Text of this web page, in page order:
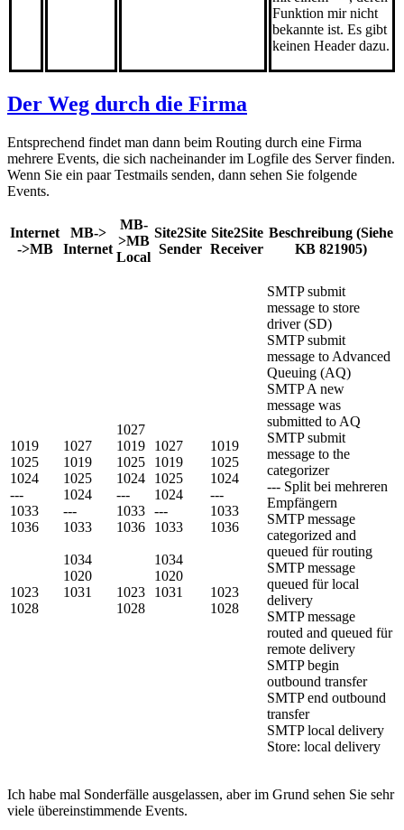
Funktion mir nicht
bekannte ist. Es gibt
keinen Header dazu.
Der Weg durch die Firma
Entsprechend findet man dann beim Routing durch eine Firma
mehrere Events, die sich nacheinander im Logfile des Server finden.
Wenn Sie ein paar Testmails senden, dann sehen Sie folgende
Events.
Internet
->MB
MB->
Internet
MB-
>MB
Local
Site2Site
Sender
Site2Site
Receiver
Beschreibung (Siehe
KB 821905)
1019
1025
1024
---
1033
1036
1023
1028
1027
1019
1025
1024
---
1033
1034
1020
1031
1027
1019
1025
1024
---
1033
1036
1023
1028
1027
1019
1025
1024
---
1033
1034
1020
1031
1019
1025
1024
---
1033
1036
1023
1028
SMTP submit
message to store
driver (SD)
SMTP submit
message to Advanced
Queuing (AQ)
SMTP A new
message was
submitted to AQ
SMTP submit
message to the
categorizer
--- Split bei mehreren
Empfängern
SMTP message
categorized and
queued für routing
SMTP message
queued für local
delivery
SMTP message
routed and queued für
remote delivery
SMTP begin
outbound transfer
SMTP end outbound
transfer
SMTP local delivery
Store: local delivery
Ich habe mal Sonderfälle ausgelassen, aber im Grund sehen Sie sehr
viele übereinstimmende Events.